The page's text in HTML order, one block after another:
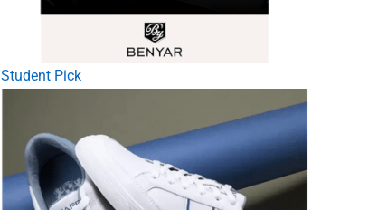
Student Pick